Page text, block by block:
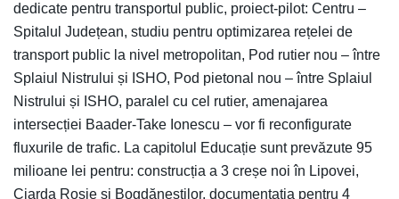
dedicate pentru transportul public, proiect-pilot: Centru –
Spitalul Județean, studiu pentru optimizarea rețelei de
transport public la nivel metropolitan, Pod rutier nou – între
Splaiul Nistrului și ISHO, Pod pietonal nou – între Splaiul
Nistrului și ISHO, paralel cu cel rutier, amenajarea
intersecției Baader-Take Ionescu – vor fi reconfigurate
fluxurile de trafic. La capitolul Educație sunt prevăzute 95
milioane lei pentru: construcția a 3 creșe noi în Lipovei,
Ciarda Roșie și Bogdăneștilor, documentația pentru 4